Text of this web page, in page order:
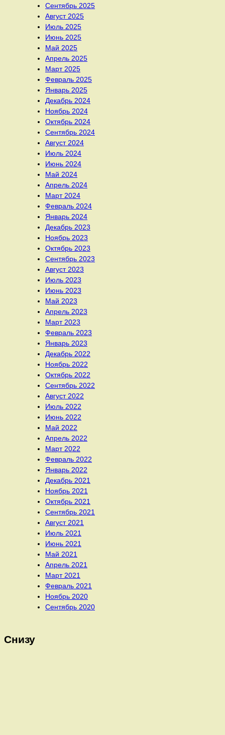
Сентябрь 2025
Август 2025
Июль 2025
Июнь 2025
Май 2025
Апрель 2025
Март 2025
Февраль 2025
Январь 2025
Декабрь 2024
Ноябрь 2024
Октябрь 2024
Сентябрь 2024
Август 2024
Июль 2024
Июнь 2024
Май 2024
Апрель 2024
Март 2024
Февраль 2024
Январь 2024
Декабрь 2023
Ноябрь 2023
Октябрь 2023
Сентябрь 2023
Август 2023
Июль 2023
Июнь 2023
Май 2023
Апрель 2023
Март 2023
Февраль 2023
Январь 2023
Декабрь 2022
Ноябрь 2022
Октябрь 2022
Сентябрь 2022
Август 2022
Июль 2022
Июнь 2022
Май 2022
Апрель 2022
Март 2022
Февраль 2022
Январь 2022
Декабрь 2021
Ноябрь 2021
Октябрь 2021
Сентябрь 2021
Август 2021
Июль 2021
Июнь 2021
Май 2021
Апрель 2021
Март 2021
Февраль 2021
Ноябрь 2020
Сентябрь 2020
Снизу